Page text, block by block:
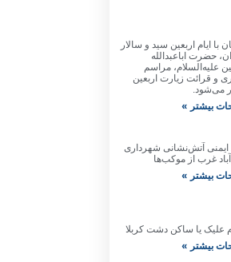
با ایام اربعین سید و سالار
حضرت اباعبدالله
علیه‌السلام، مراسم
و قرائت زیارت اربعین
می‌شود.
بیشتر »
ایمنی آتش‌نشانی شهرداری
غرب از موکب‌ها
بیشتر »
علیک یا ساکن دشت کربلا
بیشتر »